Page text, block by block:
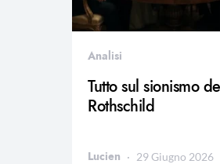
Analisi
Tutto sul sionismo
Rothschild
Lucien 29 Giugno 2026